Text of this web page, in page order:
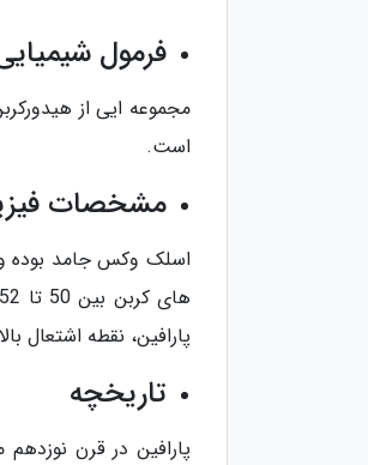
فرمول
است.
مشخصات
اسلک وکس جامد بوده و
پارافین، نقطه اشتعال
تاریخچه
پارافین در قرن